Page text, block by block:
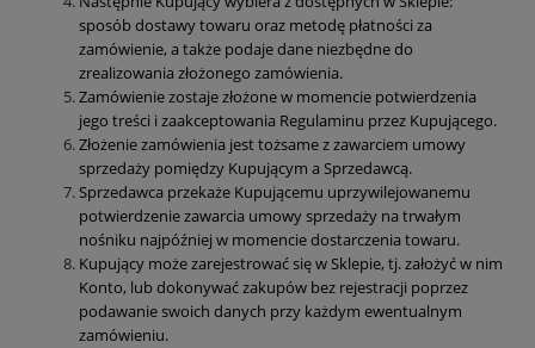
sposób dostawy towaru oraz metodę płatności za
zamówienie, a także podaje dane niezbędne do
zrealizowania złożonego zamówienia.
Zamówienie zostaje złożone w momencie potwierdzenia
jego treści i zaakceptowania Regulaminu przez Kupującego.
Złożenie zamówienia jest tożsame z zawarciem umowy
sprzedaży pomiędzy Kupującym a Sprzedawcą.
Sprzedawca przekaże Kupującemu uprzywilejowanemu
potwierdzenie zawarcia umowy sprzedaży na trwałym
nośniku najpóźniej w momencie dostarczenia towaru.
Kupujący może zarejestrować się w Sklepie, tj. założyć w nim
Konto, lub dokonywać zakupów bez rejestracji poprzez
podawanie swoich danych przy każdym ewentualnym
zamówieniu.